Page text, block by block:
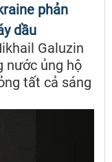
phản
dầu
Galuzin
nước ủng hộ
tất cả sáng